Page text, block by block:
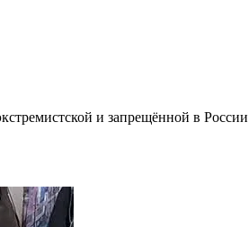
и запрещённой в России